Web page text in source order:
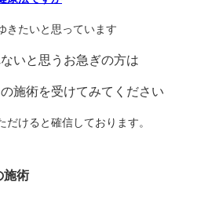
きたいと思っています
いと思うお急ぎの方は
施術を受けてみてください
けると確信しております。
施術